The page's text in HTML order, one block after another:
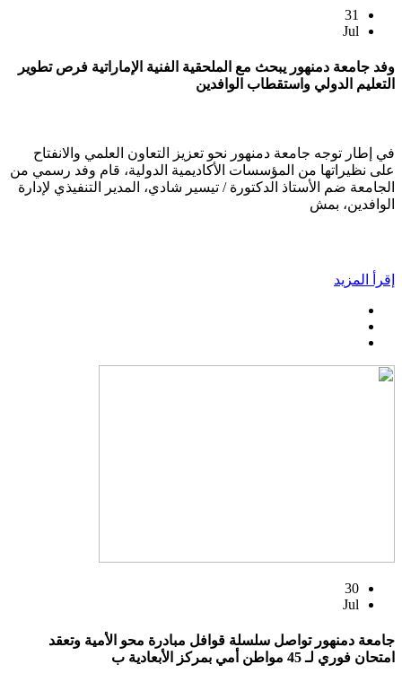
31
Jul
وفد جامعة دمنهور يبحث مع الملحقية الفنية الإماراتية فرص تطوير
التعليم الدولي واستقطاب الوافدين
في إطار توجه جامعة دمنهور نحو تعزيز التعاون العلمي والانفتاح
على نظيراتها من المؤسسات الأكاديمية الدولية، قام وفد رسمي من
الجامعة ضم الأستاذ الدكتورة / تيسير شادي، المدير التنفيذي لإدارة
الوافدين، بمش
إقرأ المزيد
30
Jul
جامعة دمنهور تواصل سلسلة قوافل مبادرة محو الأمية وتعقد
امتحان فوري لـ 45 مواطن أمي بمركز الأبعادية ب